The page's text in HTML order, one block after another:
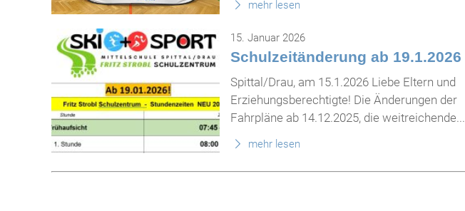
mehr lesen
15. Januar 2026
Schulzeitänderung ab 19.1.2026
Spittal/Drau, am 15.1.2026 Liebe Eltern und
Erziehungsberechtigte! Die Änderungen der
Fahrpläne ab 14.12.2025, die weitreichende...
mehr lesen